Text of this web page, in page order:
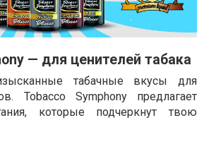
— для ценителей табака
табачные вкусы для
Tobacco Symphony предлагает
которые подчеркнут твою